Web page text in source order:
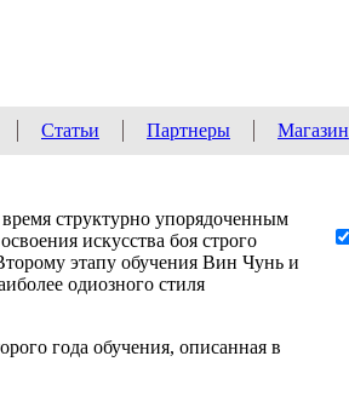
Статьи Партнеры Магазин
структурно упорядоченным
искусства боя строго
этапу обучения Вин Чунь и
одиозного стиля
года обучения, описанная в